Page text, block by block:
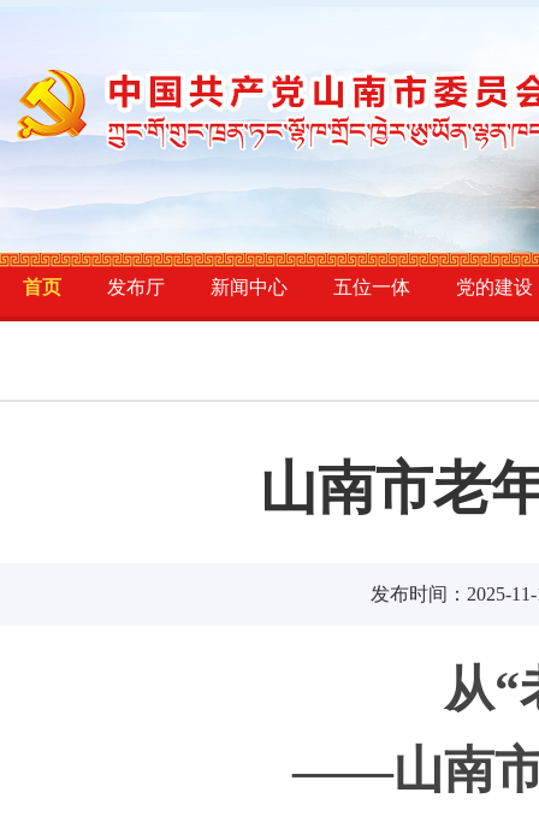
首页 发布厅 新闻中心 五位一体 党的建设
山南市老
发布时间：2025-11-
从“
——山南市